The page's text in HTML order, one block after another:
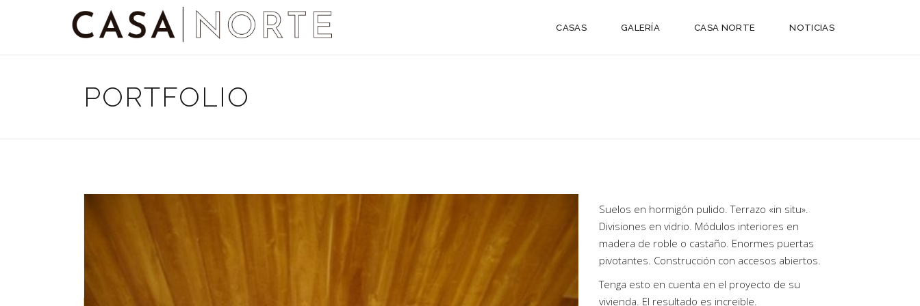
CASAS GALERÍA CASA NORTE NOTICIAS
PORTFOLIO
Suelos en hormigón pulido. Terrazo «in situ».
Divisiones en vidrio. Módulos interiores en
madera de roble o castaño. Enormes puertas
pivotantes. Construcción con accesos abiertos.
Tenga esto en cuenta en el proyecto de su
vivienda. El resultado es increible.